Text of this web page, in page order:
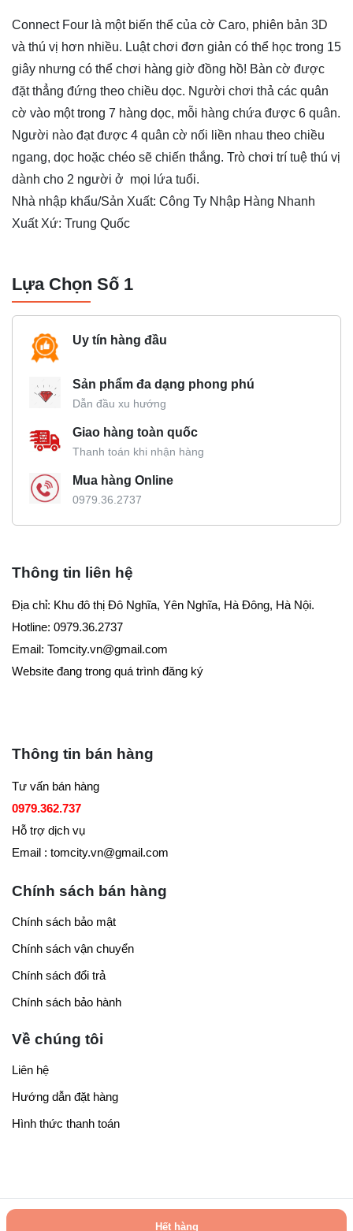
Hết hàng
Connect Four là một biến thể của cờ Caro, phiên bản 3D
và thú vị hơn nhiều. Luật chơi đơn giản có thể học trong 15
giây nhưng có thể chơi hàng giờ đồng hồ! Bàn cờ được
đặt thẳng đứng theo chiều dọc. Người chơi thả các quân
cờ vào một trong 7 hàng dọc, mỗi hàng chứa được 6 quân.
Người nào đạt được 4 quân cờ nối liền nhau theo chiều
ngang, dọc hoặc chéo sẽ chiến thắng. Trò chơi trí tuệ thú vị
dành cho 2 người ở mọi lứa tuổi.
Nhà nhập khẩu/Sản Xuất: Công Ty Nhập Hàng Nhanh
Xuất Xứ: Trung Quốc
Lựa Chọn Số 1
Uy tín hàng đầu
Sản phẩm đa dạng phong phú
Dẫn đầu xu hướng
Giao hàng toàn quốc
Thanh toán khi nhận hàng
Mua hàng Online
0979.36.2737
Thông tin liên hệ
Địa chỉ: Khu đô thị Đô Nghĩa, Yên Nghĩa, Hà Đông, Hà Nội.
Hotline: 0979.36.2737
Email: Tomcity.vn@gmail.com
Website đang trong quá trình đăng ký
Thông tin bán hàng
Tư vấn bán hàng
0979.362.737
Hỗ trợ dịch vụ
Email : tomcity.vn@gmail.com
Chính sách bán hàng
Chính sách bảo mật
Chính sách vận chuyển
Chính sách đổi trả
Chính sách bảo hành
Về chúng tôi
Liên hệ
Hướng dẫn đặt hàng
Hình thức thanh toán